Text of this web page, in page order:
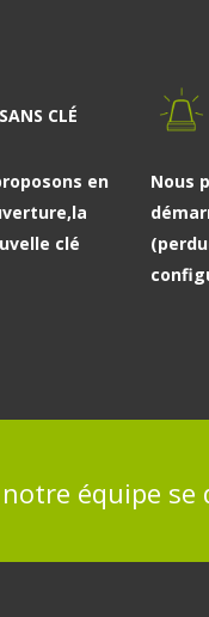
CLÉ
en
clé
Nous
équipe